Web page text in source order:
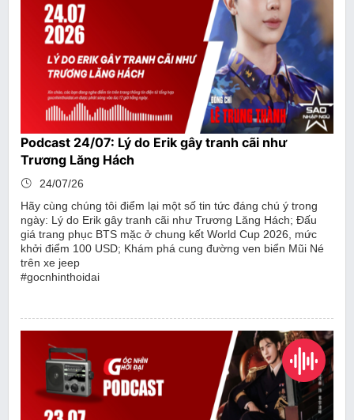
Podcast 24/07: Lý do Erik gây tranh cãi như
Trương Lăng Hách
24/07/26
Hãy cùng chúng tôi điểm lại một số tin tức đáng chú ý trong
ngày: Lý do Erik gây tranh cãi như Trương Lăng Hách; Đấu
giá trang phục BTS mặc ở chung kết World Cup 2026, mức
khởi điểm 100 USD; Khám phá cung đường ven biển Mũi Né
trên xe jeep
#gocnhinthoidai